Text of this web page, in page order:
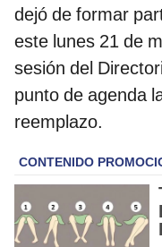
dejó de formar
este lunes 21 de
sesión del
punto de agenda
reemplazo.